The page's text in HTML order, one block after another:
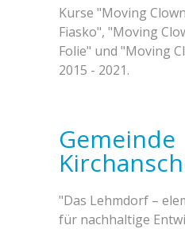
Kurse "Moving
Fiasko", "Moving
Folie" und "Moving
2015 - 2021.
Gemeinde
"Das Lehmdorf –
für nachhaltige